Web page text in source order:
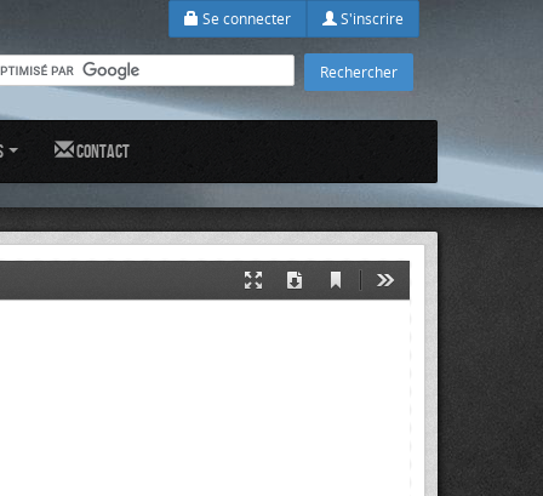
Se connecter S'inscrire
Contact
Presentation
Download
Current
Tools